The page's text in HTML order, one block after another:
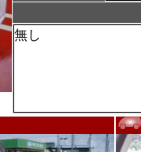
無し